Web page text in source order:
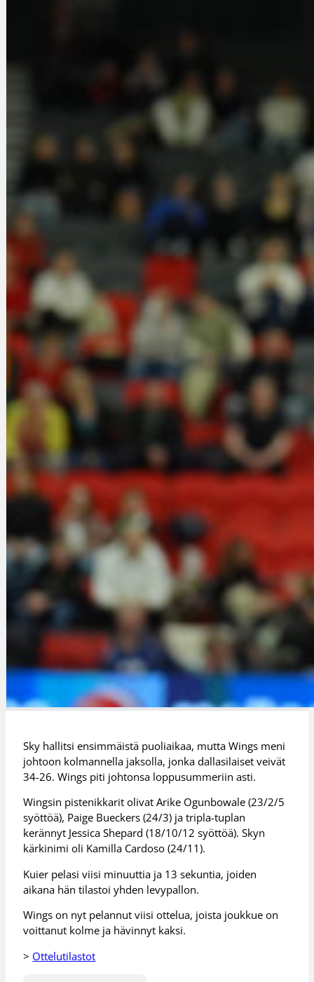
Sky hallitsi ensimmäistä puoliaikaa, mutta Wings meni
johtoon kolmannella jaksolla, jonka dallasilaiset veivät
34-26. Wings piti johtonsa loppusummeriin asti.
Wingsin pistenikkarit olivat Arike Ogunbowale (23/2/5
syöttöä), Paige Bueckers (24/3) ja tripla-tuplan
kerännyt Jessica Shepard (18/10/12 syöttöä). Skyn
kärkinimi oli Kamilla Cardoso (24/11).
Kuier pelasi viisi minuuttia ja 13 sekuntia, joiden
aikana hän tilastoi yhden levypallon.
Wings on nyt pelannut viisi ottelua, joista joukkue on
voittanut kolme ja hävinnyt kaksi.
> Ottelutilastot